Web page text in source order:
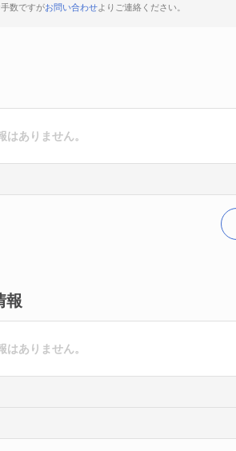
数ですがお問い合わせよりご連絡ください。
ありません。
報
ありません。